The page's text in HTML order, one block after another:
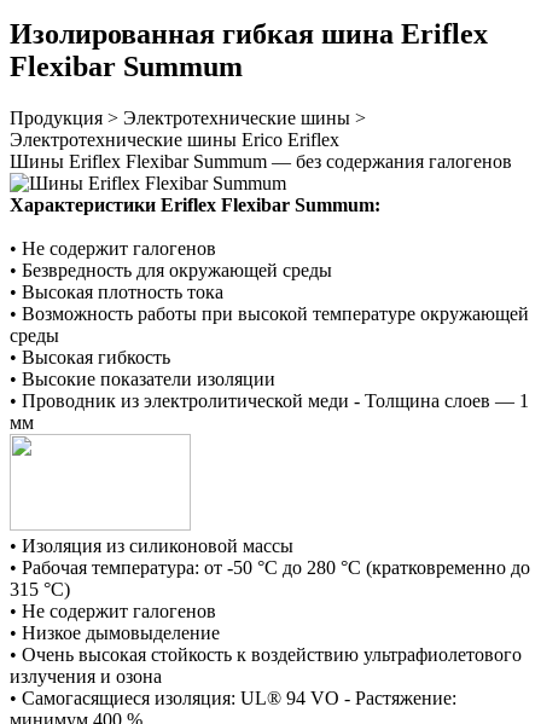
Изолированная гибкая шина Eriflex
Flexibar Summum
Продукция > Электротехнические шины >
Электротехнические шины Erico Eriflex
Шины Eriflex FlexibarSummum — без содержания галогенов
Характеристики Eriflex Flexibar Summum:
• Не содержит галогенов
• Безвредность для окружающей среды
• Высокая плотность тока
• Возможность работы при высокой температуре окружающей
среды
• Высокая гибкость
• Высокие показатели изоляции
• Проводник из электролитической меди - Толщина слоев — 1
мм
• Изоляция из силиконовой массы
• Рабочая температура: от -50 °C до 280 °C (кратковременно до
315 °C)
• Не содержит галогенов
• Низкое дымовыделение
• Очень высокая стойкость к воздействию ультрафиолетового
излучения и озона
• Самогасящиеся изоляция: UL® 94 VO - Растяжение: